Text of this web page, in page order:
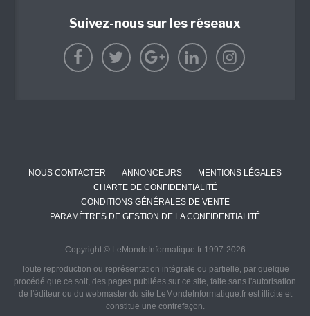
Suivez-nous sur les réseaux
NOUS CONTACTER ANNONCEURS
MENTIONS LÉGALES
CHARTE DE CONFIDENTIALITÉ
CONDITIONS GÉNÉRALES DE VENTE
PARAMÈTRES DE GESTION DE LA CONFIDENTIALITÉ
Copyright © LeMondeInformatique.fr 1997-2026
Toute reproduction ou représentation intégrale ou partielle, par quelque
procédé que ce soit, des pages publiées sur ce site, faite sans l'autorisation
de l'éditeur ou du webmaster du site LeMondeInformatique.fr est illicite et
constitue une contrefaçon.